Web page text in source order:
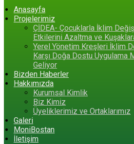
Anasayfa
Projelerimiz
ÇİDEA- Çocuklarla İklim
Etkilerini Azaltma ve
Yerel Yönetim Kreşleri İklim
Karşı Doğa Dostu Uygulama
Geliyor
Bizden Haberler
Hakkımızda
Kurumsal Kimlik
Biz Kimiz
Üyeliklerimiz ve Ortaklarımız
Galeri
MoniBostan
İletişim